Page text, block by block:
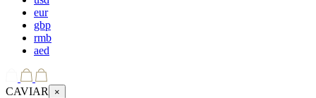
eur
gbp
rmb
aed
CAVIAR ×